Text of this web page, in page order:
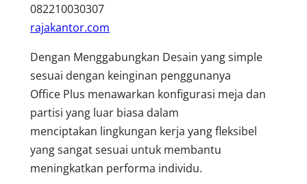
082210030307
rajakantor.com
Dengan Menggabungkan Desain yang simple
sesuai dengan keinginan penggunanya
Office Plus menawarkan konfigurasi meja dan
partisi yang luar biasa dalam
menciptakan lingkungan kerja yang fleksibel
yang sangat sesuai untuk membantu
meningkatkan performa individu.